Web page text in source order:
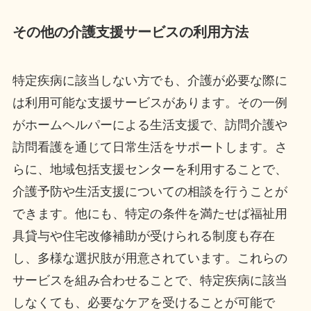
その他の介護支援サービスの利用方法
特定疾病に該当しない方でも、介護が必要な際に
は利用可能な支援サービスがあります。その一例
がホームヘルパーによる生活支援で、訪問介護や
訪問看護を通じて日常生活をサポートします。さ
らに、地域包括支援センターを利用することで、
介護予防や生活支援についての相談を行うことが
できます。他にも、特定の条件を満たせば福祉用
具貸与や住宅改修補助が受けられる制度も存在
し、多様な選択肢が用意されています。これらの
サービスを組み合わせることで、特定疾病に該当
しなくても、必要なケアを受けることが可能で